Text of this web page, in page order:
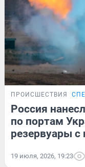
ПРОИСШЕСТВИЯ
Россия
по портам
резервуары с
19 июля, 2026, 19:23